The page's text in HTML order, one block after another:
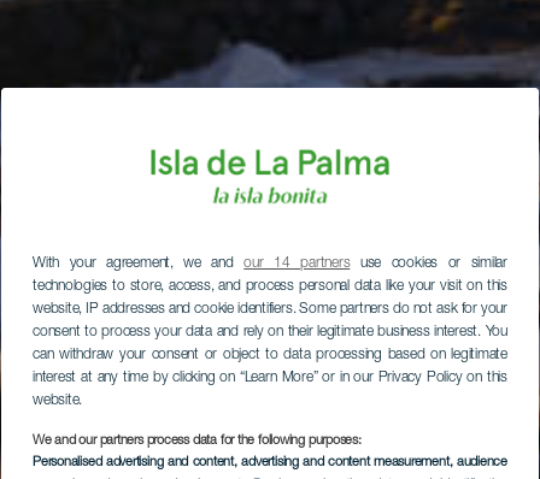
With your agreement, we andour 14 partnersuse cookies or similar
technologies to store, access, and process personal data like your visit on this
website, IP addresses and cookie identifiers. Some partners do not ask for your
consent to process your data and rely on their legitimate business interest. You
can withdraw your consent or object to data processing based on legitimate
interest at any time by clicking on “Learn More” or in our Privacy Policy on this
website.
We and our partners process data for the following purposes:
Personalised advertising and content, advertising and content measurement, audience